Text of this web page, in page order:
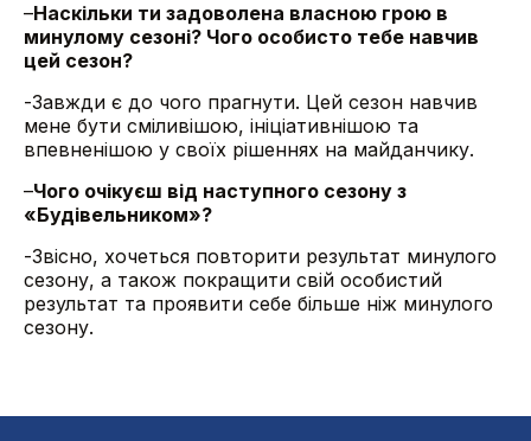
–Наскільки ти задоволена власною грою в
минулому сезоні? Чого особисто тебе навчив
цей сезон?
-Завжди є до чого прагнути. Цей сезон навчив
мене бути сміливішою, ініціативнішою та
впевненішою у своїх рішеннях на майданчику.
–Чого очікуєш від наступного сезону з
«Будівельником»?
-Звісно, хочеться повторити результат минулого
сезону, а також покращити свій особистий
результат та проявити себе більше ніж минулого
сезону.